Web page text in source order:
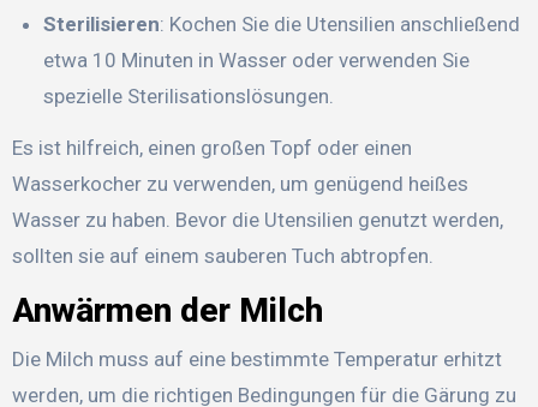
Sterilisieren: Kochen Sie die Utensilien anschließend
etwa 10 Minuten in Wasser oder verwenden Sie
spezielle Sterilisationslösungen.
Es ist hilfreich, einen großen Topf oder einen
Wasserkocher zu verwenden, um genügend heißes
Wasser zu haben. Bevor die Utensilien genutzt werden,
sollten sie auf einem sauberen Tuch abtropfen.
Anwärmen der Milch
Die Milch muss auf eine bestimmte Temperatur erhitzt
werden, um die richtigen Bedingungen für die Gärung zu